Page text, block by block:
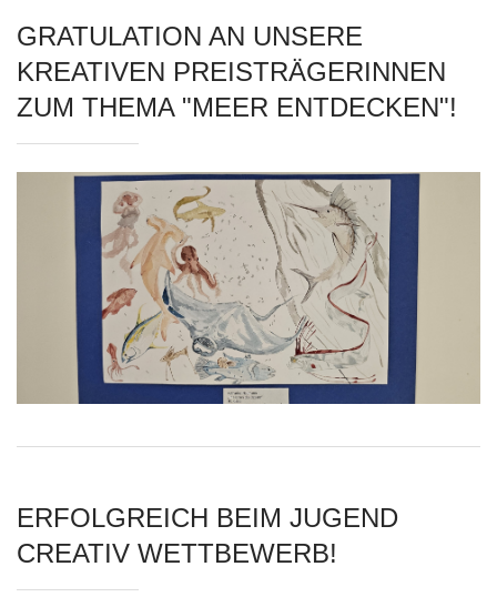
GRATULATION AN UNSERE
KREATIVEN PREISTRÄGERINNEN
ZUM THEMA "MEER ENTDECKEN"!
ERFOLGREICH BEIM JUGEND
CREATIV WETTBEWERB!